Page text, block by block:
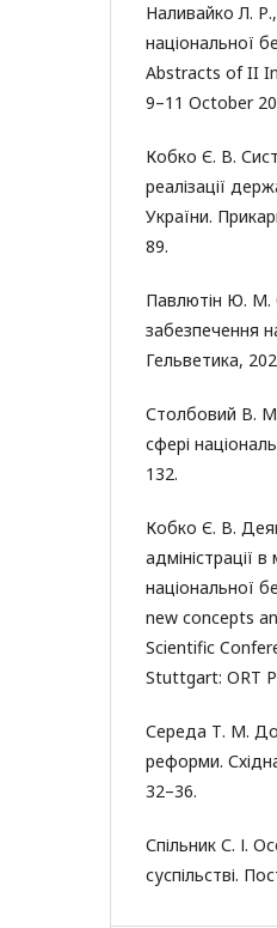
Наливайко Л.
національної
Abstracts of II
9–11 October
Кобко Є. В.
реалізації
України.
89.
Павлютін Ю. М.
забезпечення
Гельветика,
Столбовий В. М.
сфері
132.
Кобко Є. В.
адміністрації
національної
new concepts
Scientific
Stuttgart: ORT
Середа Т. М.
реформи.
32–36.
Спільник С. І.
суспільстві.